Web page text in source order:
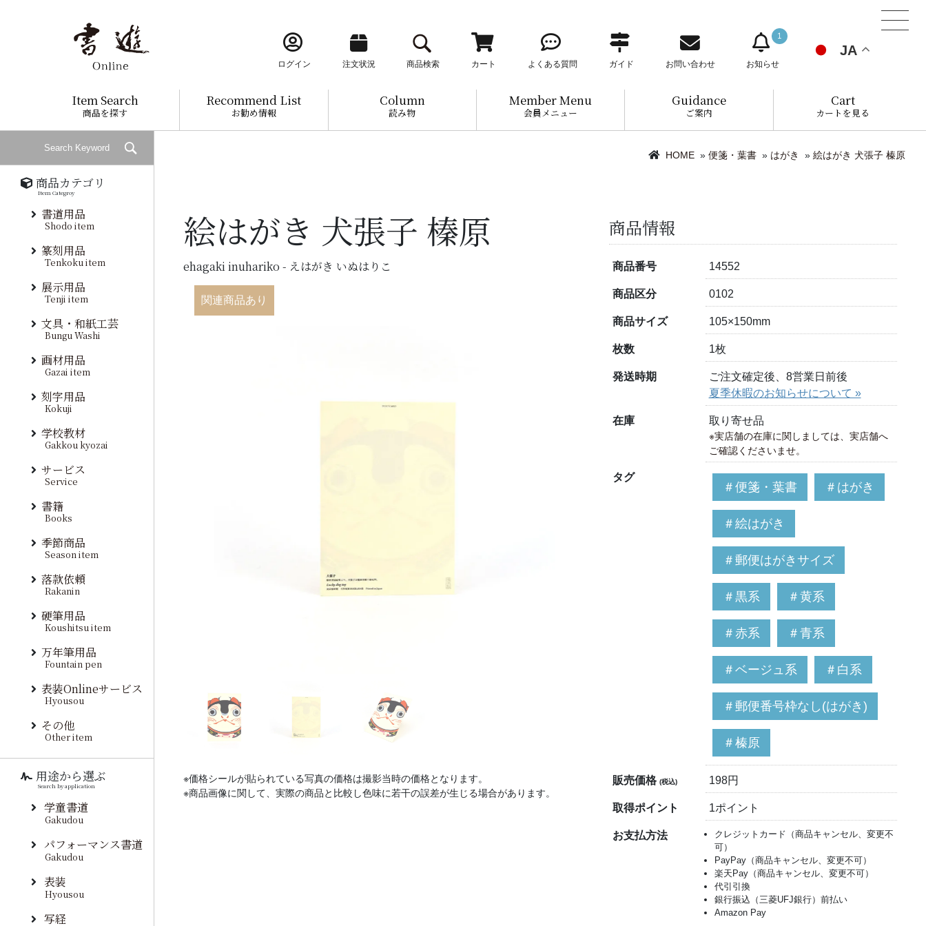
ログイン 注文状況 商品検索 カート よくある質問 ガイド お問い合わせ
1
お知らせ
JA
Item Search
商品を探す
Recommend List
お勧め情報
Column
読み物
Member Menu
会員メニュー
Guidance
ご案内
Cart
カートを見る
HOME » 便箋・葉書 » はがき » 絵はがき 犬張子 榛原
絵はがき 犬張子 榛原
ehagaki inuhariko - えはがき いぬはりこ
関連商品あり
※価格シールが貼られている写真の価格は撮影当時の価格となります。
※商品画像に関して、実際の商品と比較し色味に若干の誤差が生じる場合があります。
商品情報
商品番号 14552
商品区分 0102
商品サイズ 105×150mm
枚数 1枚
発送時期
ご注文確定後、8営業日前後
夏季休暇のお知らせについて »
在庫 取り寄せ品
※実店舗の在庫に関しましては、実店舗へ
ご確認くださいませ。
タグ
＃便箋・葉書 ＃はがき
＃絵はがき
＃郵便はがきサイズ
＃黒系 ＃黄系
＃赤系 ＃青系
＃ベージュ系 ＃白系
＃郵便番号枠なし(はがき)
＃榛原
販売価格(税込) 198円
取得ポイント 1ポイント
お支払方法
クレジットカード（商品キャンセル、変更不
可）
PayPay（商品キャンセル、変更不可）
楽天Pay（商品キャンセル、変更不可）
代引引換
銀行振込（三菱UFJ銀行）前払い
Amazon Pay
商品カテゴリ
Item Categroy
書道用品
Shodo item
篆刻用品
Tenkoku item
展示用品
Tenji item
文具・和紙工芸
Bungu Washi
画材用品
Gazai item
刻字用品
Kokuji
学校教材
Gakkou kyozai
サービス
Service
書籍
Books
季節商品
Season item
落款依頼
Rakanin
硬筆用品
Koushitsu item
万年筆用品
Fountain pen
表装Onlineサービス
Hyousou
その他
Other item
用途から選ぶ
Search by application
学童書道
Gakudou
パフォーマンス書道
Gakudou
表装
Hyousou
写経